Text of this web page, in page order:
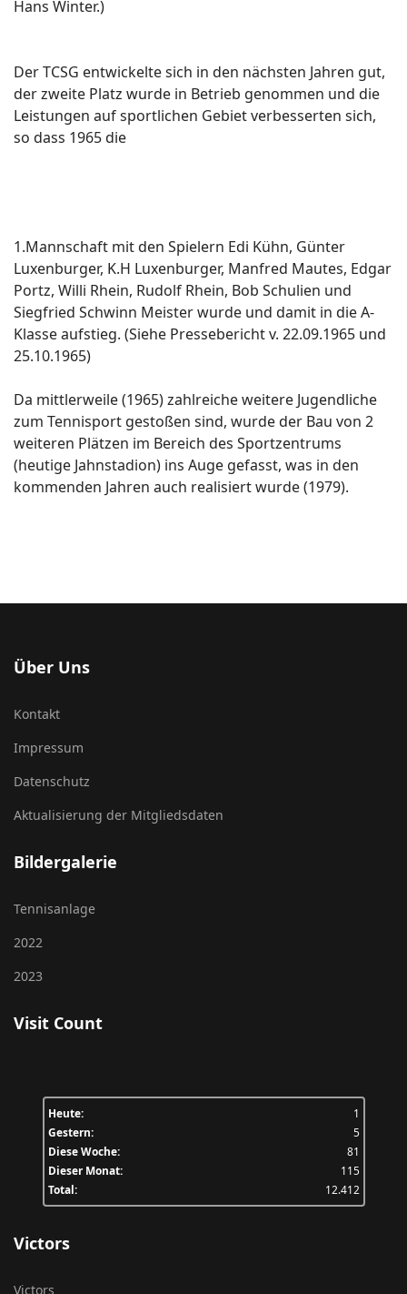
Hans Winter.)
Der TCSG entwickelte sich in den nächsten Jahren gut,
der zweite Platz wurde in Betrieb genommen und die
Leistungen auf sportlichen Gebiet verbesserten sich,
so dass 1965 die
1.Mannschaft mit den Spielern Edi Kühn, Günter
Luxenburger, K.H Luxenburger, Manfred Mautes, Edgar
Portz, Willi Rhein, Rudolf Rhein, Bob Schulien und
Siegfried Schwinn Meister wurde und damit in die A-
Klasse aufstieg. (Siehe Pressebericht v. 22.09.1965 und
25.10.1965)
Da mittlerweile (1965) zahlreiche weitere Jugendliche
zum Tennisport gestoßen sind, wurde der Bau von 2
weiteren Plätzen im Bereich des Sportzentrums
(heutige Jahnstadion) ins Auge gefasst, was in den
kommenden Jahren auch realisiert wurde (1979).
Über Uns
Kontakt
Impressum
Datenschutz
Aktualisierung der Mitgliedsdaten
Bildergalerie
Tennisanlage
2022
2023
Visit Count
Heute:
1
Gestern:
5
Diese Woche:
81
Dieser Monat:
115
Total:
12.412
Victors
Victors